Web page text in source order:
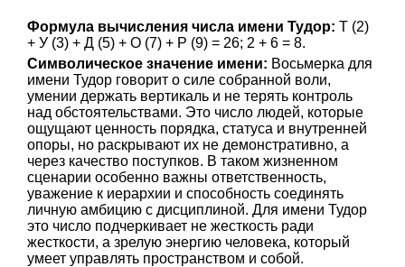
Формула вычисления числа имени Тудор: Т (2)
+ У (3) + Д (5) + О (7) + Р (9) = 26; 2 + 6 = 8.
Символическое значение имени: Восьмерка для
имени Тудор говорит о силе собранной воли,
умении держать вертикаль и не терять контроль
над обстоятельствами. Это число людей, которые
ощущают ценность порядка, статуса и внутренней
опоры, но раскрывают их не демонстративно, а
через качество поступков. В таком жизненном
сценарии особенно важны ответственность,
уважение к иерархии и способность соединять
личную амбицию с дисциплиной. Для имени Тудор
это число подчеркивает не жесткость ради
жесткости, а зрелую энергию человека, который
умеет управлять пространством и собой.